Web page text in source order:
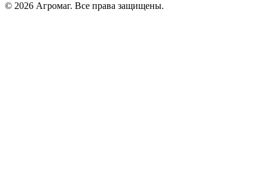
© 2026 Агромаг. Все права защищены.